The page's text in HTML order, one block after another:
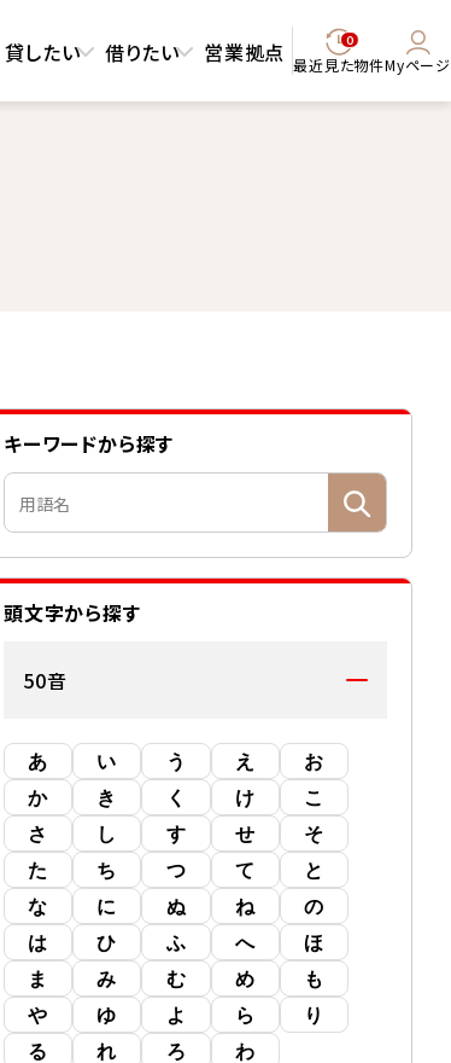
貸したい 借りたい 営業拠点 0
最近見た物件Myページ
キーワードから探す
頭文字から探す
50音
あ い う え
お
か
き く け
こ
さ
し す せ
そ
た
ち つ て
と
な
に ぬ ね
の
は
ひ ふ へ
ほ
ま
み む め
も
や
ゆ よ ら
り
る
れ ろ わ